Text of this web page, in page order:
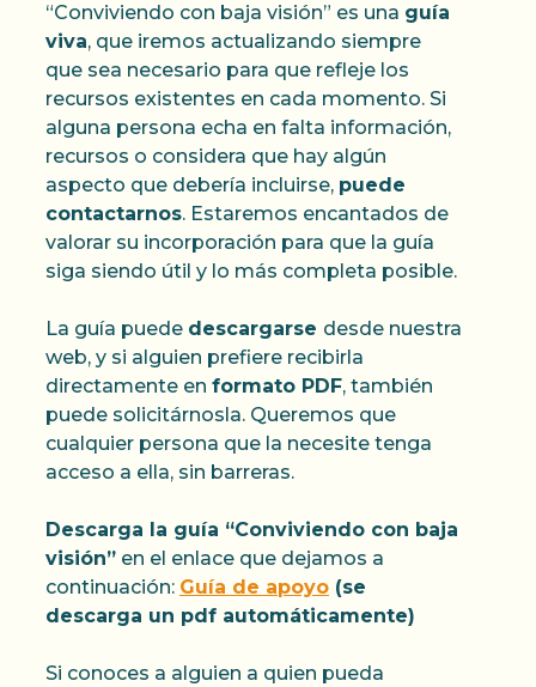
“Conviviendo con baja visión” es una guía
viva, que iremos actualizando siempre
que sea necesario para que refleje los
recursos existentes en cada momento. Si
alguna persona echa en falta información,
recursos o considera que hay algún
aspecto que debería incluirse, puede
contactarnos. Estaremos encantados de
valorar su incorporación para que la guía
siga siendo útil y lo más completa posible.
La guía puede descargarse desde nuestra
web, y si alguien prefiere recibirla
directamente en formato PDF, también
puede solicitárnosla. Queremos que
cualquier persona que la necesite tenga
acceso a ella, sin barreras.
Descarga la guía “Conviviendo con baja
visión” en el enlace que dejamos a
continuación: Guía de apoyo (se
descarga un pdf automáticamente)
Si conoces a alguien a quien pueda